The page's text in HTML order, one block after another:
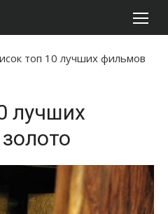
топ 10 лучших фильмов
лучших